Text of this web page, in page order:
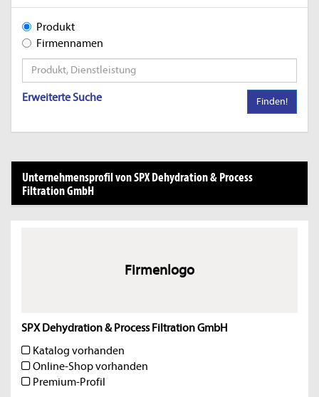
Produkt
Firmennamen
Erweiterte Suche Finden!
Unternehmensprofil von SPX Dehydration & Process
Filtration GmbH
Firmenlogo
SPX Dehydration & Process Filtration GmbH
Katalog vorhanden
Online-Shop vorhanden
Premium-Profil